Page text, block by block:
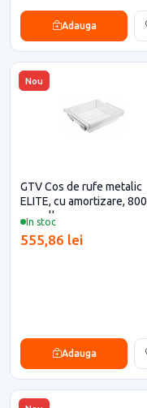
Adauga
Nou
In stoc
GTV Cos de rufe metalic
ELITE, cu amortizare, 800
mm, alb
555,86 lei
Adauga